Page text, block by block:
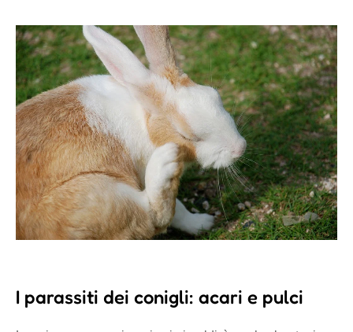
I parassiti dei conigli: acari e pulci